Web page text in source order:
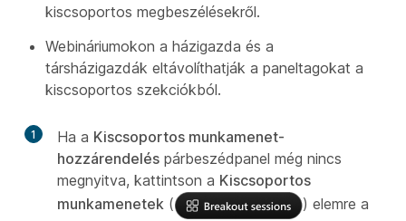
kiscsoportos megbeszélésekről.
Webináriumokon a házigazda és a
társházigazdák eltávolíthatják a paneltagokat a
kiscsoportos szekciókból.
1 Ha a Kiscsoportos munkamenet-
hozzárendelés párbeszédpanel még nincs
megnyitva, kattintson a Kiscsoportos
munkamenetek (
) elemre a